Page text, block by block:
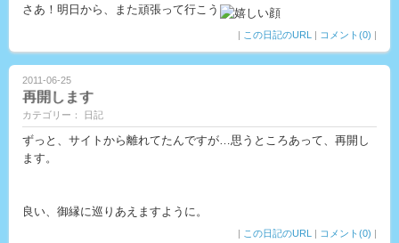
さあ！明日から、また頑張って行こう
| この日記のURL | コメント(0) |
2011-06-25
再開します
カテゴリー： 日記
ずっと、サイトから離れてたんですが…思うところあって、再開し
ます。
良い、御縁に巡りあえますように。
| この日記のURL | コメント(0) |